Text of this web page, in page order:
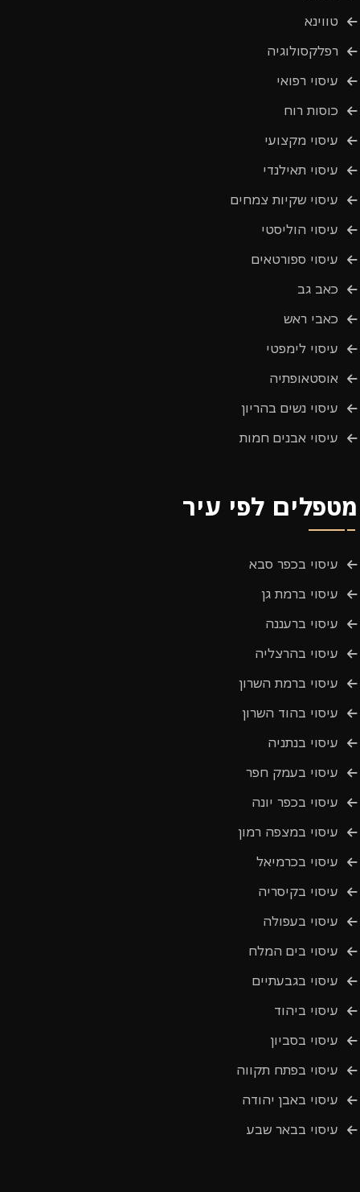
טווינא
רפלקסולוגיה
עיסוי רפואי
כוסות רוח
עיסוי מקצועי
עיסוי תאילנדי
עיסוי שקיות צמחים
עיסוי הוליסטי
עיסוי ספורטאים
כאב גב
כאבי ראש
עיסוי לימפטי
אוסטאופתיה
עיסוי נשים בהריון
עיסוי אבנים חמות
מטפלים לפי עיר
עיסוי בכפר סבא
עיסוי ברמת גן
עיסוי ברעננה
עיסוי בהרצליה
עיסוי ברמת השרון
עיסוי בהוד השרון
עיסוי בנתניה
עיסוי בעמק חפר
עיסוי בכפר יונה
עיסוי במצפה רמון
עיסוי בכרמיאל
עיסוי בקיסריה
עיסוי בעפולה
עיסוי בים המלח
עיסוי בגבעתיים
עיסוי ביהוד
עיסוי בסביון
עיסוי בפתח תקווה
עיסוי באבן יהודה
עיסוי בבאר שבע